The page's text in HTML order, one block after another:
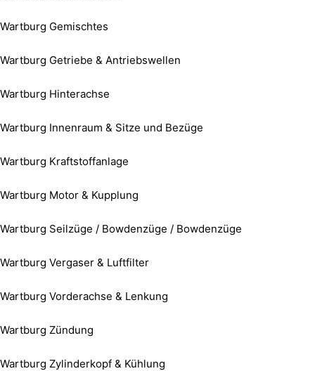
Wartburg Gemischtes
Wartburg Getriebe & Antriebswellen
Wartburg Hinterachse
Wartburg Innenraum & Sitze und Bezüge
Wartburg Kraftstoffanlage
Wartburg Motor & Kupplung
Wartburg Seilzüge / Bowdenzüge / Bowdenzüge
Wartburg Vergaser & Luftfilter
Wartburg Vorderachse & Lenkung
Wartburg Zündung
Wartburg Zylinderkopf & Kühlung